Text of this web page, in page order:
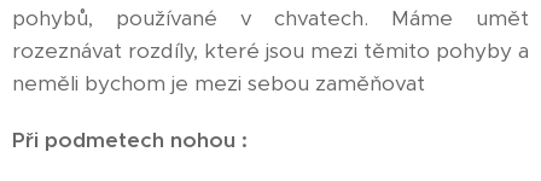
pohybů, používané v chvatech. Máme umět
rozeznávat rozdíly, které jsou mezi těmito pohyby a
neměli bychom je mezi sebou zaměňovat
Při podmetech nohou :